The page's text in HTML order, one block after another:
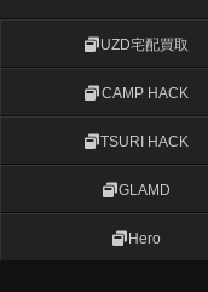
UZD宅配買取
CAMP HACK
TSURI HACK
GLAMD
Hero